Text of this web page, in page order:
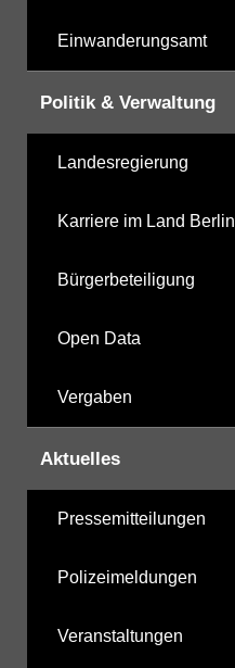
Einwanderungsamt
Politik & Verwaltung
Landesregierung
Karriere im Land Berlin
Bürgerbeteiligung
Open Data
Vergaben
Aktuelles
Pressemitteilungen
Polizeimeldungen
Veranstaltungen